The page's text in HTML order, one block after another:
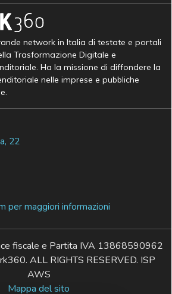
network in Italia di testate e portali
Trasformazione Digitale e
Ha la missione di diffondere la
nelle imprese e pubbliche
22
per maggiori informazioni
fiscale e Partita IVA 13868590962
ALL RIGHTS RESERVED. ISP
AWS
Mappa del sito